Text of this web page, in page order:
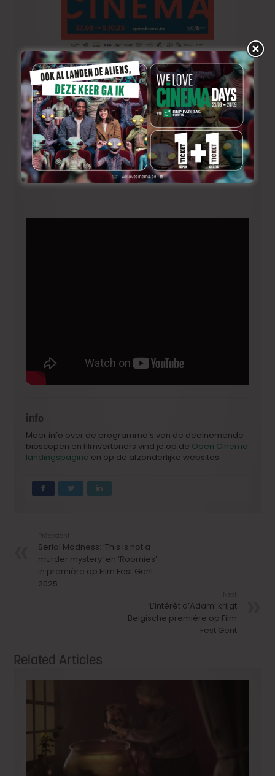
Open Cinema is een initiatief van de deelnemende
bioscopen en filmvertoners en wordt ondersteund
door de afdeling Publiek van het VAF.
Het VAF/Filmfonds van de Vlaams Minister van Cultuur
ondersteunt organisaties en initiatieven, die inzetten op
de vertoning en spreiding van en de educatie en
reflectie rond filmcultuur.
info
Meer info over de programma’s van de deelnemende
bioscopen en filmvertoners vind je op de Open Cinema
landingspagina en op de afzonderlijke websites.
Serial Madness: ‘This is not a
murder mystery’ en ‘Roomies’
in première op Film Fest Gent
2025
‘L’intérêt d’Adam’ krijgt
Belgische première op Film
Fest Gent
Related Articles